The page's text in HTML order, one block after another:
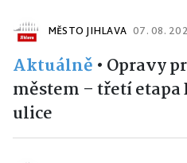
MĚSTO JIHLAVA 07. 08.
Aktuálně • Opravy
městem – třetí etapa
ulice